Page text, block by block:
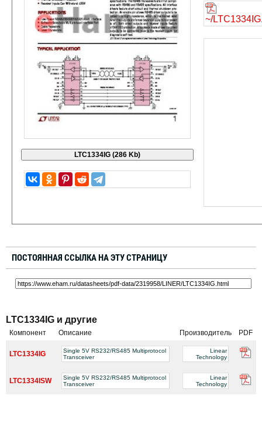
~/
ПОСТОЯННАЯ ССЫЛКА НА ЭТУ СТРАНИЦУ
LTC1334IG и другие
Компонент Описание Производитель PDF
LTC1334IG
Single 5V RS232/RS485 Multiprotocol
Transceiver
Linear
Technology
LTC1334ISW
Single 5V RS232/RS485 Multiprotocol
Transceiver
Linear
Technology